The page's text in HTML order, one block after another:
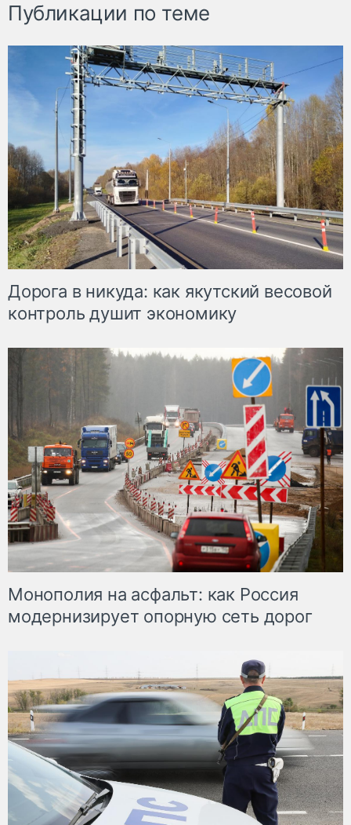
Публикации по теме
Дорога в никуда: как якутский весовой
контроль душит экономику
Монополия на асфальт: как Россия
модернизирует опорную сеть дорог